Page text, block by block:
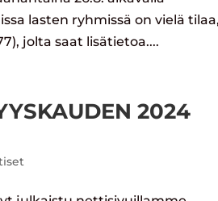
lasten ryhmissä on vielä tilaa,
jolta saat lisätietoa....
2024